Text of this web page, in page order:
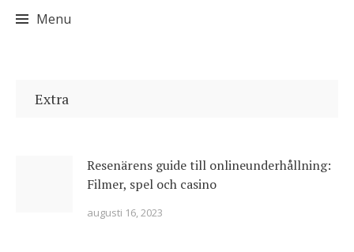
Menu
to
Extra
Resenärens guide till onlineunderhållning:
Filmer, spel och casino
augusti 16, 2023